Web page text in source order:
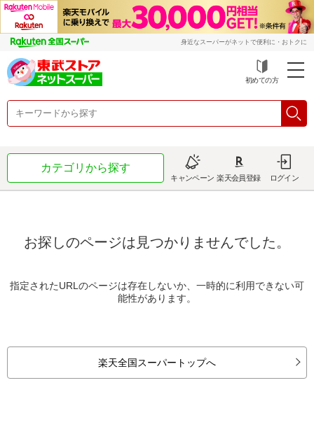
身近なスーパーがネットで便利に・おトクに
初めての方
カテゴリから探す
キャンペーン 楽天会員登録 ログイン
お探しのページは見つかりませんでした。
指定されたURLのページは存在しないか、一時的に利用できない可
能性があります。
楽天全国スーパートップへ